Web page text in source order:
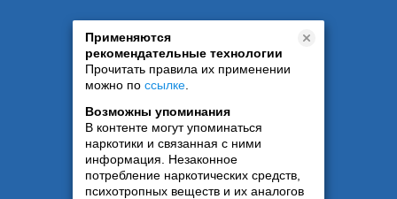
Применяются
рекомендательные технологии
Прочитать правила их применении
можно по ссылке
Возможны упоминания
В контенте могут упоминаться
наркотики и связанная с ними
информация. Незаконное
потребление наркотических средств,
психотропных веществ и их аналогов